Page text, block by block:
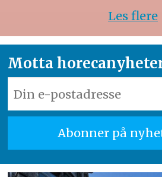
Les flere
Motta